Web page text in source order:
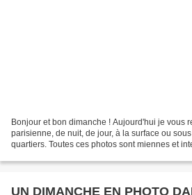
Bonjour et bon dimanche ! Aujourd'hui je vous
parisienne, de nuit, de jour, à la surface ou
quartiers. Toutes ces photos sont miennes et
UN DIMANCHE EN PHOTO